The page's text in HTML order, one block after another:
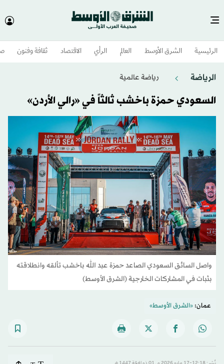
الرئيسية الشرق الأوسط​ العالم الرأي الاقتصاد ثقافة وفنون
الرياضة رياضة عالمية
السعودي حمزة باخشب ثالثاً في «رالي الأردن»
واصل السائق السعودي الصاعد حمزة عبد الله باخشب تألقه وانطلاقته
بثبات في المشاركات الخارجية (الشرق الأوسط)
عمان:«الشرق الأوسط»